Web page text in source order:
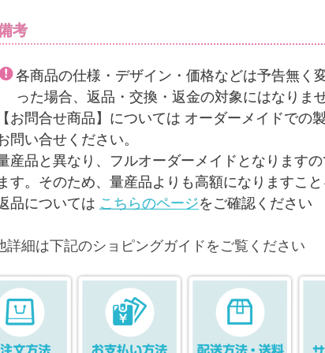
考
各商品の仕様・デザイン・価格などは予告無く
った場合、返品・交換・返金の対象にはなりま
お問合せ商品】については オーダーメイドでの
問い合せください。
産品と異なり、フルオーダーメイドとなります
す。そのため、量産品よりも高額になりますこ
品については こちらのページをご確認ください
詳細は下記のショピングガイドをご覧ください